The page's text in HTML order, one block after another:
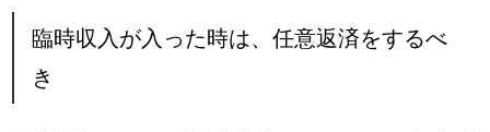
臨時収入が入った時は、任意返済をするべ
き